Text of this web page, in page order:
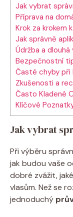
Jak vybrat
Příprava na
Krok za krokem
Jak správně
Údržba a
Bezpečnostní
Časté chyby při
Zkušenosti a
Často Kladené
Klíčové
Jak vybrat
Při výběru
jak budou vaše
dobré zvážit,
vlasům. Než se
jednoduchý